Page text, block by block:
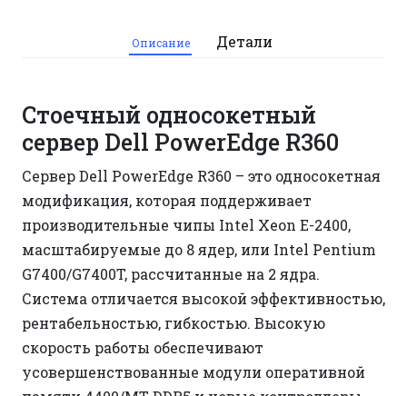
Описание Детали
Стоечный односокетный
сервер Dell PowerEdge R360
Сервер Dell PowerEdge R360 – это односокетная
модификация, которая поддерживает
производительные чипы Intel Xeon E-2400,
масштабируемые до 8 ядер, или Intel Pentium
G7400/G7400T, рассчитанные на 2 ядра.
Система отличается высокой эффективностью,
рентабельностью, гибкостью. Высокую
скорость работы обеспечивают
усовершенствованные модули оперативной